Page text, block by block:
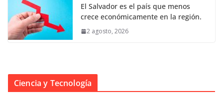
El Salvador es el país que menos
crece económicamente en la región.
2 agosto, 2026
Ciencia y Tecnología